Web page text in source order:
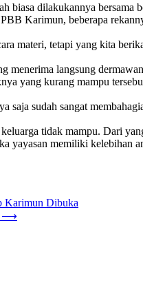
biasa dilakukannya
Karimun, beberapa
materi, tetapi yang kita
langsung
yang kurang mampu
saja sudah sangat
tidak mampu. Dari
yayasan memiliki kelebihan
Karimun Dibuka
⟶